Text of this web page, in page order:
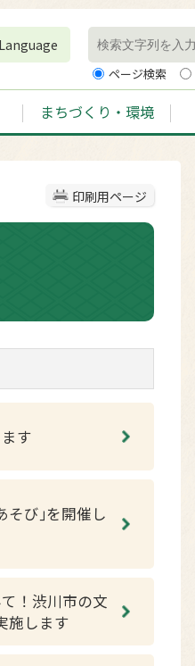
ページ検索
まちづくり・環境
印刷用ページ
す
そび｣を開催し
！渋川市の文
施します